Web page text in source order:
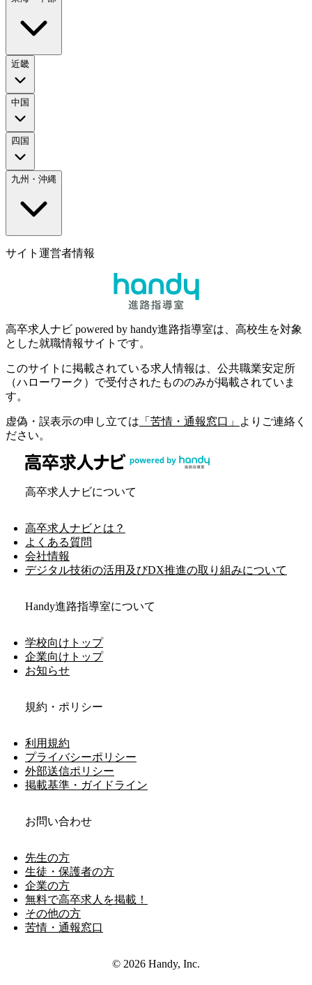
近畿
中国
四国
九州・沖縄
サイト運営者情報
高卒求人ナビ powered by handy進路指導室は、高校生を対象
とした就職情報サイトです。
このサイトに掲載されている求人情報は、公共職業安定所
（ハローワーク）で受付されたもののみが掲載されていま
す。
虚偽・誤表示の申し立ては 「苦情・通報窓口」
よりご連絡く
ださい。
高卒求人ナビについて
高卒求人ナビとは？
よくある質問
会社情報
デジタル技術の活用及びDX推進の取り組みについて
Handy進路指導室について
学校向けトップ
企業向けトップ
お知らせ
規約・ポリシー
利用規約
プライバシーポリシー
外部送信ポリシー
掲載基準・ガイドライン
お問い合わせ
先生の方
生徒・保護者の方
企業の方
無料で高卒求人を掲載！
その他の方
苦情・通報窓口
© 2026 Handy, Inc.